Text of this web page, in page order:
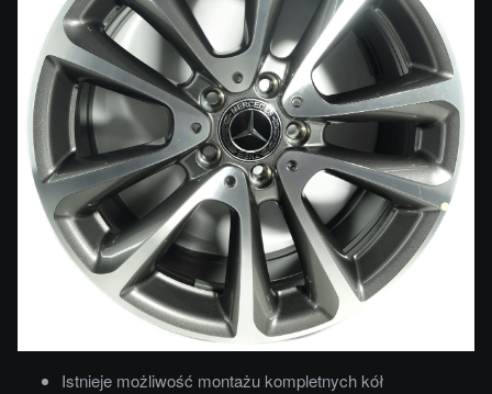
Istnieje możliwość montażu kompletnych kół